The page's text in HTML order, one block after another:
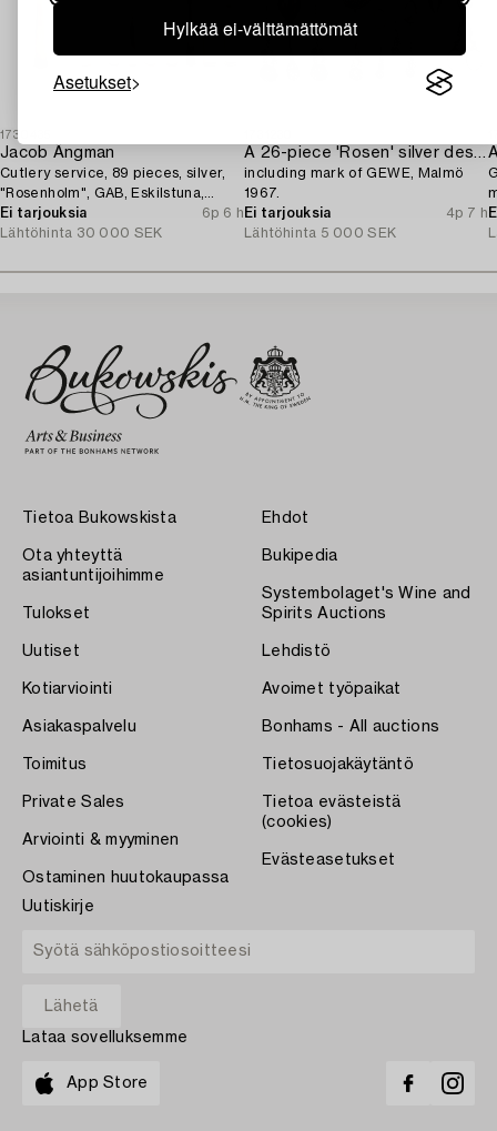
Hylkää ei-välttämättömät
Asetukset
1730435
Jacob Ängman
Cutlery service, 89 pieces, silver,
"Rosenholm", GAB, Eskilstuna,
1961-87.
Ei tarjouksia
6p 6 h
Lähtöhinta 30 000 SEK
A 26-piece 'Rosen' silver dessert flatware-service,
including mark of GEWE, Malmö
1967.
Ei tarjouksia
4p 7 h
Lähtöhinta 5 000 SEK
Tietoa Bukowskista
Ota yhteyttä
asiantuntijoihimme
Tulokset
Uutiset
Kotiarviointi
Asiakaspalvelu
Toimitus
Private Sales
Arviointi & myyminen
Ostaminen huutokaupassa
Ehdot
Bukipedia
Systembolaget's Wine and
Spirits Auctions
Lehdistö
Avoimet työpaikat
Bonhams - All auctions
Tietosuojakäytäntö
Tietoa evästeistä
(cookies)
Evästeasetukset
Uutiskirje
Lataa sovelluksemme
App Store